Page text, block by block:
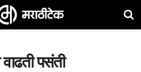
पसंती